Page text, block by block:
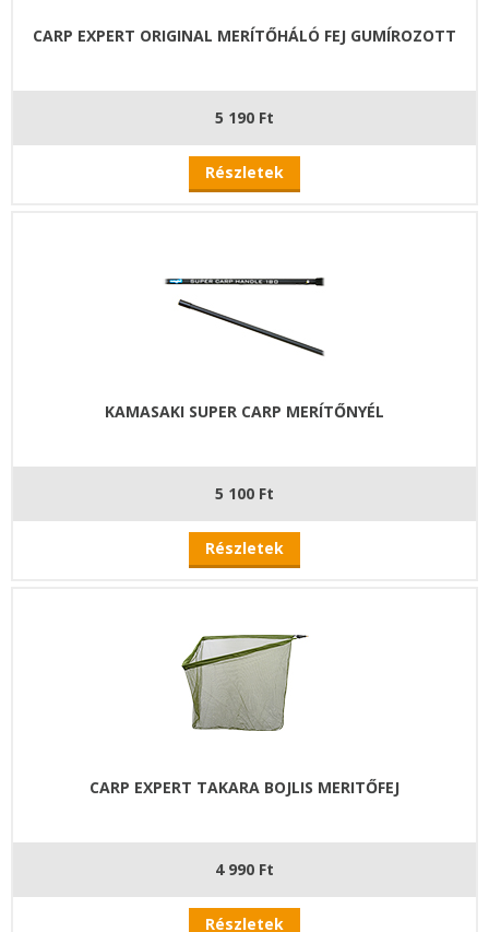
CARP EXPERT ORIGINAL MERÍTŐHÁLÓ FEJ GUMÍROZOTT
5 190 Ft
Részletek
KAMASAKI SUPER CARP MERÍTŐNYÉL
5 100 Ft
Részletek
CARP EXPERT TAKARA BOJLIS MERITŐFEJ
4 990 Ft
Részletek